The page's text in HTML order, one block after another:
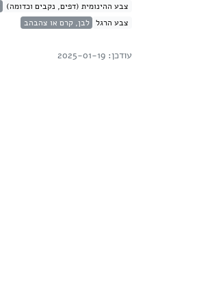
צבע ההינומית (דפים, נקבים וכדומה)
צבע הרגל לבן, קרם או צהבהב
עודכן: 2025-01-19